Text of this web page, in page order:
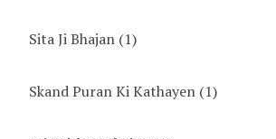
Sita Ji Bhajan (1)
Skand Puran Ki Kathayen (1)